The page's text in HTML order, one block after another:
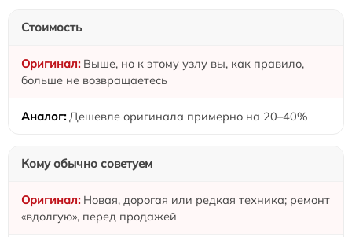
Стоимость
Выше, но к этому узлу вы, как правило,
больше не возвращаетесь
Дешевле оригинала примерно на 20–40%
Кому обычно советуем
Новая, дорогая или редкая техника; ремонт
«вдолгую», перед продажей